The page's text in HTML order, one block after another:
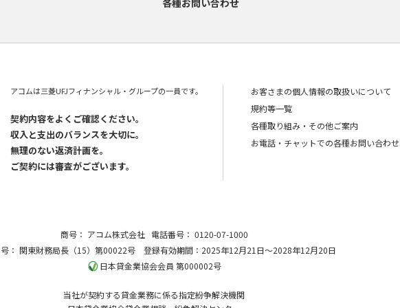
各種お問い合わせ
お客さまの個人情報の取扱いについて
規約等一覧
各種取り組み・その他ご案内
お電話・チャットでの各種お問い合わせ
アコムは三菱UFJフィナンシャル・グループの一員です。
契約内容をよくご確認ください。
収入と支出のバランスを大切に。
無理のない返済計画を。
ご契約には審査がございます。
商号： アコム株式会社 電話番号： 0120-07-1000
： 関東財務局長（15）第00022号 登録有効期間：2025年12月21日～2028年12月20日
日本貸金業協会会員 第000002号
当社が契約する貸金業務に係る指定紛争解決機関